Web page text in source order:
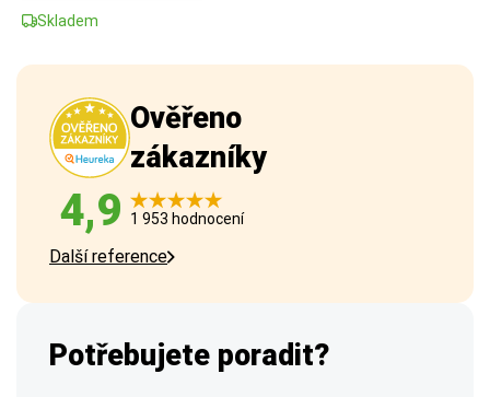
Skladem
Ověřeno
zákazníky
4,9 1 953 hodnocení
Další reference
Potřebujete poradit?